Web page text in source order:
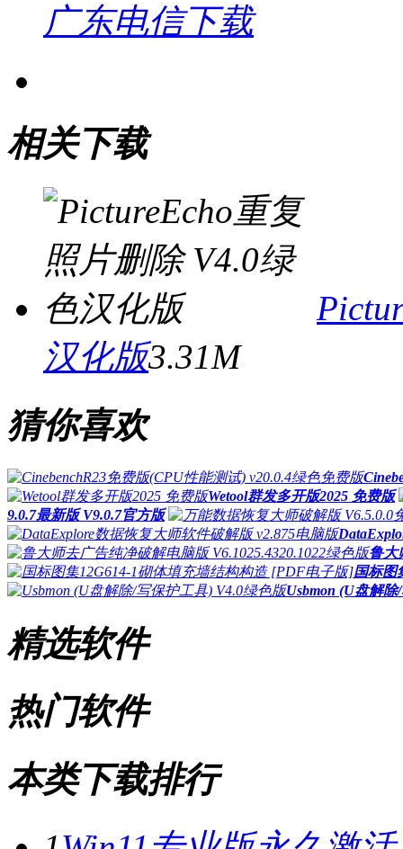
广东电信下载
相关下载
汉化版3.31M
猜你喜欢
Wetool群发多开版2025 免费版
9.0.7最新版 V9.0.7官方版
鲁大
国标图
Usbmon (U盘解
精选软件
热门软件
本类下载排行